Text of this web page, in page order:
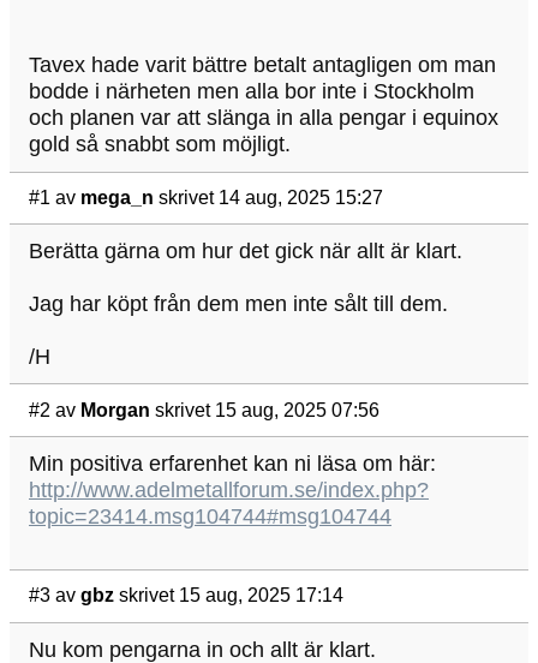
Tavex hade varit bättre betalt antagligen om man
bodde i närheten men alla bor inte i Stockholm
och planen var att slänga in alla pengar i equinox
gold så snabbt som möjligt.
#1 av mega_n skrivet 14 aug, 2025 15:27
Berätta gärna om hur det gick när allt är klart.
Jag har köpt från dem men inte sålt till dem.
/H
#2 av Morgan skrivet 15 aug, 2025 07:56
Min positiva erfarenhet kan ni läsa om här:
http://www.adelmetallforum.se/index.php?
topic=23414.msg104744#msg104744
#3 av gbz skrivet 15 aug, 2025 17:14
Nu kom pengarna in och allt är klart.